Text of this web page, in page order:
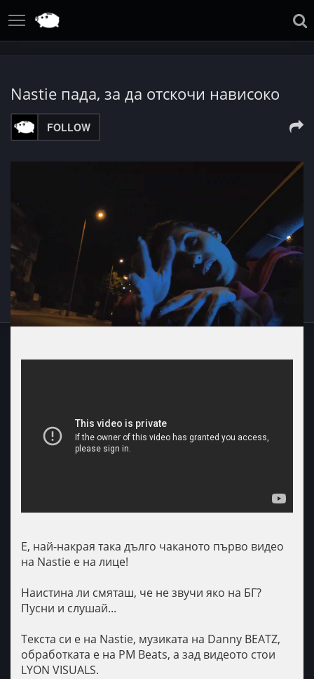
Nastie пада, за да отскочи нависоко
FOLLOW
Е, най-накрая така дълго чаканото първо видео
на Nastie е на лице!
Наистина ли смяташ, че не звучи яко на БГ?
Пусни и слушай...
Текста си е на Nastie, музиката на Danny BEATZ,
обработката е на PM Beats, а зад видеото стои
LYON VISUALS.